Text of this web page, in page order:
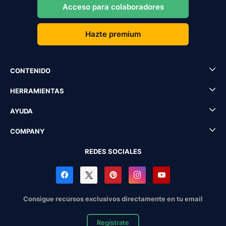
Acceso para colaboradores
Hazte premium
CONTENIDO
HERRAMIENTAS
AYUDA
COMPANY
REDES SOCIALES
Consigue recursos exclusivos directamente en tu email
Regístrate